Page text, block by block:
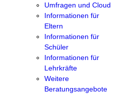
Umfragen und Cloud
Informationen für
Eltern
Informationen für
Schüler
Informationen für
Lehrkräfte
Weitere
Beratungsangebote